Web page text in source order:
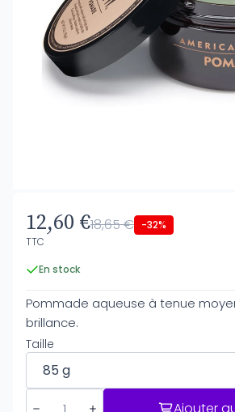
12,60 €18,65 € -32%
TTC
En stock
Pommade aqueuse à tenue
brillance.
Taille